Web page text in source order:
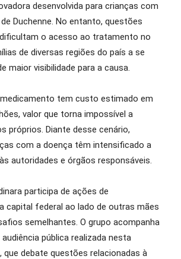
desenvolvida para crianças com
Duchenne. No entanto, questões
o acesso ao tratamento no
de diversas regiões do país a se
maior visibilidade para a causa.
tem custo estimado em
valor que torna impossível a
próprios. Diante desse cenário,
com a doença têm intensificado a
autoridades e órgãos responsáveis.
participa de ações de
capital federal ao lado de outras mães
semelhantes. O grupo acompanha
pública realizada nesta
que debate questões relacionadas à